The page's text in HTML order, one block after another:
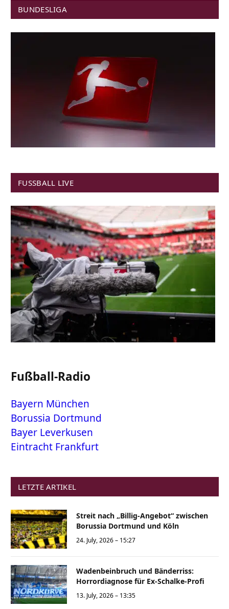
BUNDESLIGA
FUSSBALL LIVE
Fußball-Radio
Bayern München
Borussia Dortmund
Bayer Leverkusen
Eintracht Frankfurt
LETZTE ARTIKEL
Streit nach „Billig-Angebot“ zwischen
Borussia Dortmund und Köln
24. July, 2026 – 15:27
Wadenbeinbruch und Bänderriss:
Horrordiagnose für Ex-Schalke-Profi
13. July, 2026 – 13:35